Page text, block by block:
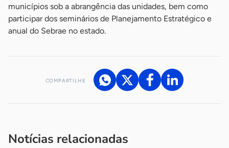
municípios sob a abrangência das unidades, bem como
participar dos seminários de Planejamento Estratégico e
anual do Sebrae no estado.
COMPARTILHE
Notícias relacionadas